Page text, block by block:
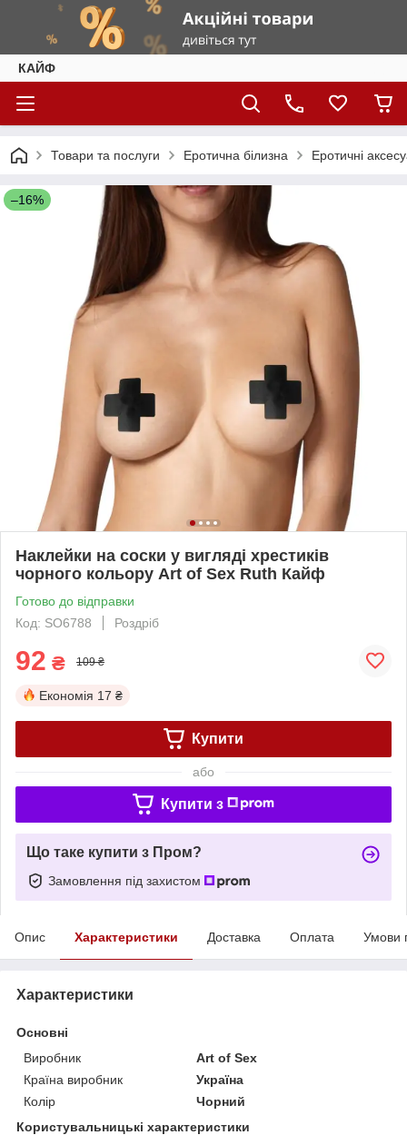
КАЙФ
Товари та послуги Еротична білизна Еротичні
–16%
Наклейки на соски у вигляді хрестиків
чорного кольору Art of Sex Ruth Кайф
Готово до відправки
Код: SO6788
Роздріб
92 ₴ 109 ₴
Економія 17 ₴
Купити
або
Купити з
Що таке купити з Пром?
Замовлення під захистом
Опис Характеристики Доставка Оплата Умови
Характеристики
Основні
Виробник
Art of Sex
Країна виробник
Україна
Колір
Чорний
Користувальницькі характеристики